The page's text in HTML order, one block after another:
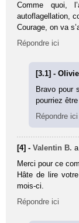
Comme quoi,
autoflagellation,
Courage, on va
Répondre ici
[3.1] -
Bravo pour
pourriez
Répondre ici
[4] -Valentin B.
Merci pour ce
Hâte de lire
mois-ci.
Répondre ici